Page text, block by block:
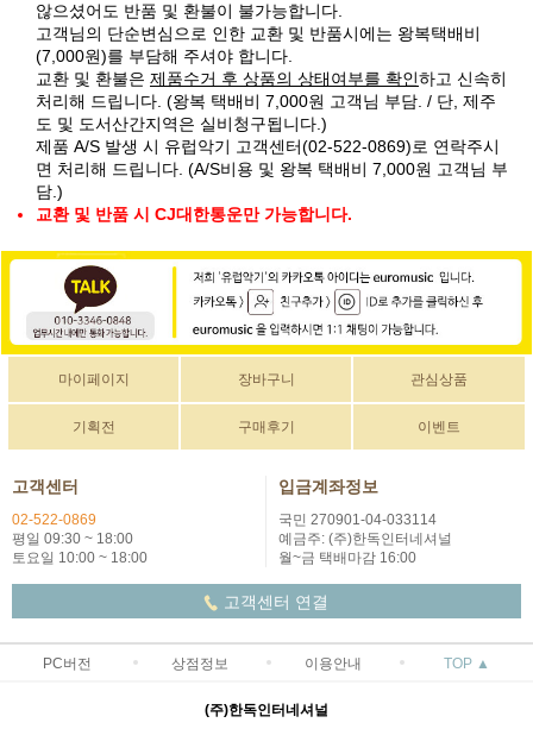
않으셨어도 반품 및 환불이 불가능합니다.
고객님의 단순변심으로 인한 교환 및 반품시에는 왕복택배비
(7,000원)를 부담해 주셔야 합니다.
교환 및 환불은 제품수거 후 상품의 상태여부를 확인하고 신속히
처리해 드립니다. (왕복 택배비 7,000원 고객님 부담. / 단, 제주
도 및 도서산간지역은 실비청구됩니다.)
제품 A/S 발생 시 유럽악기 고객센터(02-522-0869)로 연락주시
면 처리해 드립니다. (A/S비용 및 왕복 택배비 7,000원 고객님 부
담.)
교환 및 반품 시 CJ대한통운만 가능합니다.
마이페이지 장바구니 관심상품
기획전 구매후기 이벤트
고객센터
02-522-0869
평일 09:30 ~ 18:00
토요일 10:00 ~ 18:00
입금계좌정보
국민 270901-04-033114
예금주: (주)한독인터네셔널
월~금 택배마감 16:00
고객센터 연결
PC버전 상점정보 이용안내 TOP ▲
(주)한독인터네셔널